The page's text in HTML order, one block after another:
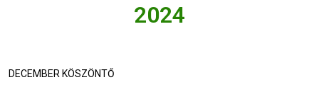
2024
DECEMBER KÖSZÖNTŐ